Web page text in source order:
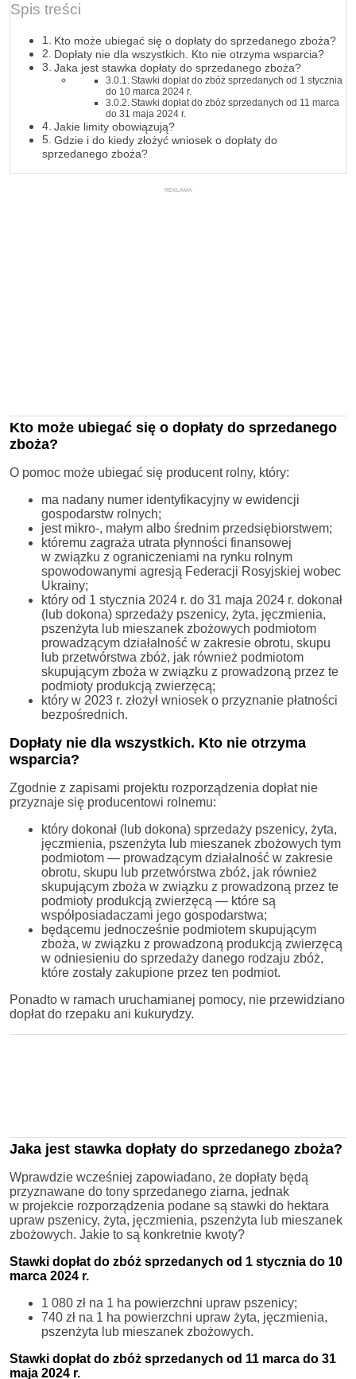
Spis treści
Kto może ubiegać się o dopłaty do sprzedanego zboża?
Dopłaty nie dla wszystkich. Kto nie otrzyma wsparcia?
Jaka jest stawka dopłaty do sprzedanego zboża?
Stawki dopłat do zbóż sprzedanych od 1 stycznia
do 10 marca 2024 r.
Stawki dopłat do zbóż sprzedanych od 11 marca
do 31 maja 2024 r.
Jakie limity obowiązują?
Gdzie i do kiedy złożyć wniosek o dopłaty do
sprzedanego zboża?
REKLAMA
Kto może ubiegać się o dopłaty do sprzedanego
zboża?
O pomoc może ubiegać się producent rolny, który:
ma nadany numer identyfikacyjny w ewidencji
gospodarstw rolnych;
jest mikro-, małym albo średnim przedsiębiorstwem;
któremu zagraża utrata płynności finansowej
w związku z ograniczeniami na rynku rolnym
spowodowanymi agresją Federacji Rosyjskiej wobec
Ukrainy;
który od 1 stycznia 2024 r. do 31 maja 2024 r. dokonał
(lub dokona) sprzedaży pszenicy, żyta, jęczmienia,
pszenżyta lub mieszanek zbożowych podmiotom
prowadzącym działalność w zakresie obrotu, skupu
lub przetwórstwa zbóż, jak również podmiotom
skupującym zboża w związku z prowadzoną przez te
podmioty produkcją zwierzęcą;
który w 2023 r. złożył wniosek o przyznanie płatności
bezpośrednich.
Dopłaty nie dla wszystkich. Kto nie otrzyma
wsparcia?
Zgodnie z zapisami projektu rozporządzenia dopłat nie
przyznaje się producentowi rolnemu:
który dokonał (lub dokona) sprzedaży pszenicy, żyta,
jęczmienia, pszenżyta lub mieszanek zbożowych tym
podmiotom — prowadzącym działalność w zakresie
obrotu, skupu lub przetwórstwa zbóż, jak również
skupującym zboża w związku z prowadzoną przez te
podmioty produkcją zwierzęcą — które są
współposiadaczami jego gospodarstwa;
będącemu jednocześnie podmiotem skupującym
zboża, w związku z prowadzoną produkcją zwierzęcą
w odniesieniu do sprzedaży danego rodzaju zbóż,
które zostały zakupione przez ten podmiot.
Ponadto w ramach uruchamianej pomocy, nie przewidziano
dopłat do rzepaku ani kukurydzy.
Jaka jest stawka dopłaty do sprzedanego zboża?
Wprawdzie wcześniej zapowiadano, że dopłaty będą
przyznawane do tony sprzedanego ziarna, jednak
w projekcie rozporządzenia podane są stawki do hektara
upraw pszenicy, żyta, jęczmienia, pszenżyta lub mieszanek
zbożowych. Jakie to są konkretnie kwoty?
Stawki dopłat do zbóż sprzedanych od 1 stycznia do 10
marca 2024 r.
1 080 zł na 1 ha powierzchni upraw pszenicy;
740 zł na 1 ha powierzchni upraw żyta, jęczmienia,
pszenżyta lub mieszanek zbożowych.
Stawki dopłat do zbóż sprzedanych od 11 marca do 31
maja 2024 r.